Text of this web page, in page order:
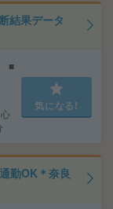
結果データ
■
気になる!
勤OK＊奈良